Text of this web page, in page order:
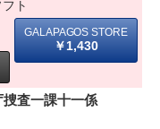
ト
￥1,430
査一課十一係